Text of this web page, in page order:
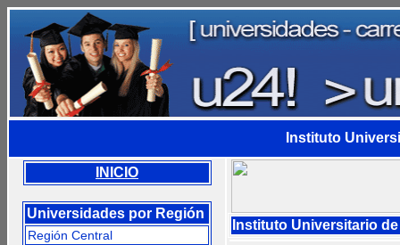
Instituto
INICIO
Universidades por Región
Región Central
Instituto Universitario